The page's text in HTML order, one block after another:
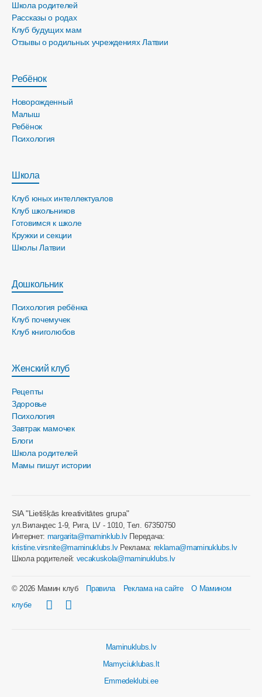
Школа родителей
Рассказы о родах
Клуб будущих мам
Отзывы о родильных учреждениях Латвии
Ребёнок
Новорожденный
Малыш
Ребёнок
Психология
Школа
Клуб юных интеллектуалов
Клуб школьников
Готовимся к школе
Кружки и секции
Школы Латвии
Дошкольник
Психология ребёнка
Клуб почемучек
Клуб книголюбов
Женский клуб
Рецепты
Здоровье
Психология
Завтрак мамочек
Блоги
Школа родителей
Мамы пишут истории
SIA "Lietišķās kreativitātes grupa"
ул.Виландес 1-9, Рига, LV - 1010, Tел. 67350750
Интернет: margarita@maminklub.lvПередача:
kristine.virsnite@maminuklubs.lvРеклама: reklama@maminuklubs.lv
Школа родителей: vecakuskola@maminuklubs.lv
© 2026 Мамин клуб Правила Реклама на сайте
О Мамином
клубе
Maminuklubs.lv
Mamyciuklubas.lt
Emmedeklubi.ee